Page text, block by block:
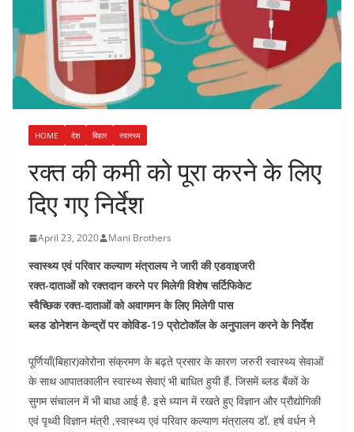
HOME देश बिहार स्वास्थ्य
रक्त की कमी को पूरा करने के लिए
दिए गए निर्देश
April 23, 2020 Mani Brothers
स्वास्थ्य एवं परिवार कल्याण मंत्रालय ने जारी की एडवाइजरी
रक्त-दाताओं को रक्तदान करने पर मिलेगी विशेष सर्टिफिकेट
स्वैच्छिक रक्त-दाताओं को अवागमन के लिए मिलेगी पास
ब्लड डोनेशन केन्द्रों पर कोविड-19 प्रोटोकॉल के अनुपालन करने के निर्देश
पूर्णियाँ(बिहार)कोरोना संक्रमण के बढ़ते प्रसार के कारण जरुरी स्वास्थ्य सेवाओं
के साथ आपातकालीन स्वास्थ्य सेवाएं भी बाधित हुयी हैं. जिसमें ब्लड बैंकों के
सुगम संचालन में भी बाधा आई है. इसे ध्यान में रखते हुए विज्ञान और प्रौद्योगिकी
एवं पृथ्वी विज्ञान मंत्री ,स्वास्थ्य एवं परिवार कल्याण मंत्रालय डॉ. हर्ष वर्धन ने